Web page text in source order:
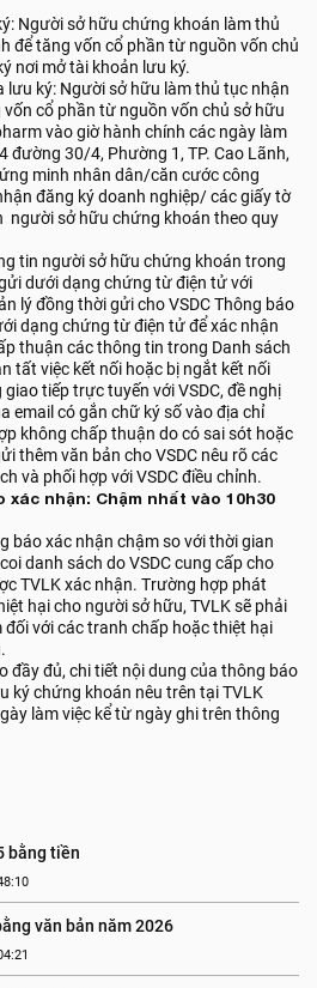
Người sở hữu chứng khoán làm thủ
để tăng vốn cổ phần từ nguồn vốn chủ
nơi mở tài khoản lưu ký.
lưu ký: Người sở hữu làm thủ tục nhận
cổ phần từ nguồn vốn chủ sở hữu
vào giờ hành chính các ngày làm
đường 30/4, Phường 1, TP. Cao Lãnh,
minh nhân dân/căn cước công
đăng ký doanh nghiệp/ các giấy tờ
người sở hữu chứng khoán theo quy
tin người sở hữu chứng khoán trong
dưới dạng chứng từ điện tử với
lý đồng thời gửi cho VSDC Thông báo
dạng chứng từ điện tử để xác nhận
thuận các thông tin trong Danh sách
tất việc kết nối hoặc bị ngắt kết nối
tiếp trực tuyến với VSDC, đề nghị
email có gắn chữ ký số vào địa chỉ
không chấp thuận do có sai sót hoặc
thêm văn bản cho VSDC nêu rõ các
và phối hợp với VSDC điều chỉnh.
nhận: Chậm nhất vào 10h30
báo xác nhận chậm so với thời gian
danh sách do VSDC cung cấp cho
TVLK xác nhận. Trường hợp phát
hại cho người sở hữu, TVLK sẽ phải
với các tranh chấp hoặc thiệt hại
đầy đủ, chi tiết nội dung của thông báo
ký chứng khoán nêu trên tại TVLK
làm việc kể từ ngày ghi trên thông
bằng tiền
văn bản năm 2026